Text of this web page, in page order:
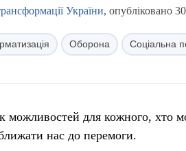
України, опубліковано
Оборона Соціальна
можливостей для кожного, хто
нас до перемоги.